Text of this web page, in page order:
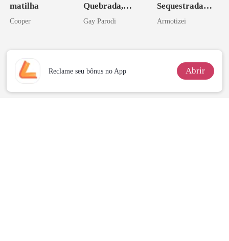
matilha
Cooper
Quebrada,
Segredos
Gay Parodi
Sequestrada
pelo Mafioso
DE SANGUE
Armotizei
Reclame seu bônus no App Abrir